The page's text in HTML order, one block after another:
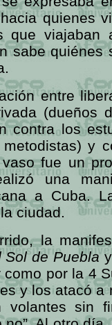
quienes
que
sabe
entre
(dueños
contra los
y
fue un
una
a Cuba.
ciudad.
la
Sol de Pueblay
como por la 4
y los atacó a
volantes sin